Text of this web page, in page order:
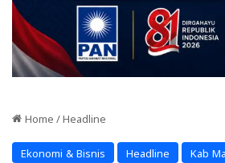
Home / Headline
Ekonomi & Bisnis Headline Kab